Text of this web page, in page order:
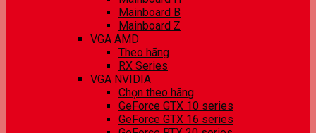
Mainboard B
Mainboard Z
VGA AMD
Theo hãng
RX Series
VGA NVIDIA
Chọn theo hãng
GeForce GTX 10 series
GeForce GTX 16 series